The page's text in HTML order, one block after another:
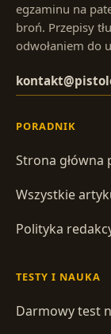
egzaminu na
broń. Przepisy
odwołaniem do
PORADNIK
Strona główna
Wszystkie
Polityka
TESTY I NAUKA
Darmowy test